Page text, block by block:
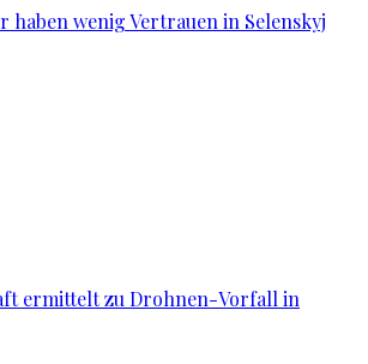
haben wenig Vertrauen in Selenskyj
ermittelt zu Drohnen-Vorfall in